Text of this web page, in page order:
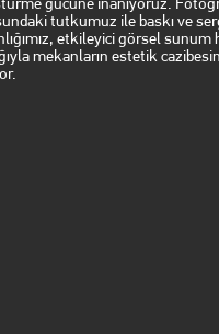
tutkumuz ile baskı ve
etkileyici görsel
mekanların estetik